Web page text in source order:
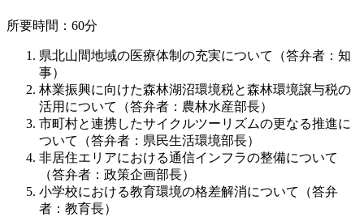
所要時間：60分
県北山間地域の医療体制の充実について（答弁者：知
事）
林業振興に向けた森林湖沼環境税と森林環境譲与税の
活用について（答弁者：農林水産部長）
市町村と連携したサイクルツーリズムの更なる推進に
ついて（答弁者：県民生活環境部長）
非居住エリアにおける通信インフラの整備について
（答弁者：政策企画部長）
小学校における教育環境の格差解消について（答弁
者：教育長）